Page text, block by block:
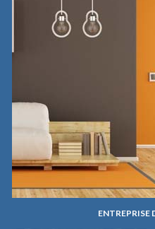
ENTREPRISE